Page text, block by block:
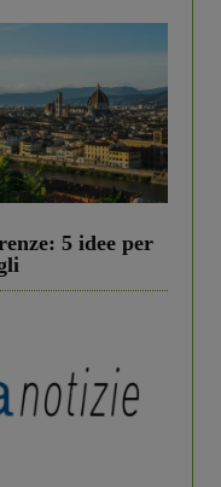
5 idee per